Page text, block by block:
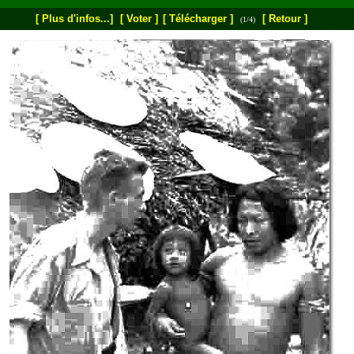
[ Plus d'infos...] [ Voter ] [ Télécharger ] (1/4) [ Retour ]